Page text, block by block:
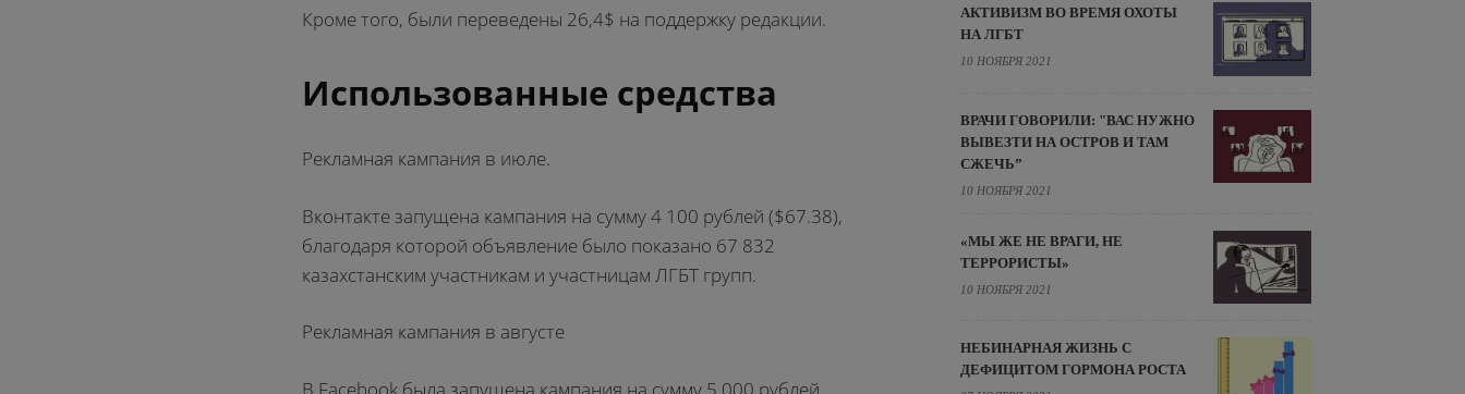
Кроме того, были переведены 26,4$ на поддержку редакции.
Использованные средства
Рекламная кампания в июле.
Вконтакте запущена кампания на сумму 4 100 рублей ($67.38),
благодаря которой объявление было показано 67 832
казахстанским участникам и участницам ЛГБТ групп.
Рекламная кампания в августе
В Facebook была запущена кампания на сумму 5 000 рублей
АКТИВИЗМ ВО ВРЕМЯ ОХОТЫ
НА ЛГБТ
10 НОЯБРЯ 2021
ВРАЧИ ГОВОРИЛИ: "ВАС НУЖНО
ВЫВЕЗТИ НА ОСТРОВ И ТАМ
СЖЕЧЬ”
10 НОЯБРЯ 2021
«МЫ ЖЕ НЕ ВРАГИ, НЕ
ТЕРРОРИСТЫ»
10 НОЯБРЯ 2021
НЕБИНАРНАЯ ЖИЗНЬ С
ДЕФИЦИТОМ ГОРМОНА РОСТА